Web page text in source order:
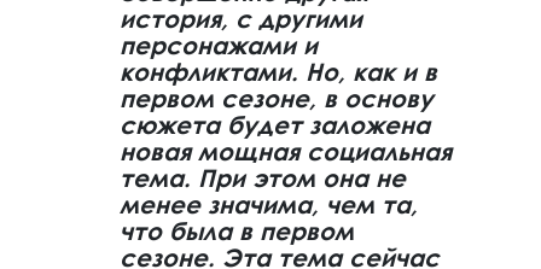
история, с другими
персонажами и
конфликтами. Но, как и в
первом сезоне, в основу
сюжета будет заложена
новая мощная социальная
тема. При этом она не
менее значима, чем та,
что была в первом
сезоне. Эта тема сейчас